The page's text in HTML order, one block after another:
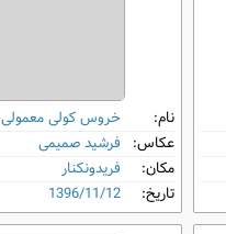
نام:
خروس کولی معمولی
عکاس: فرشید صمیمی
مکان:
فریدونکنار
تاریخ:
1396/11/12